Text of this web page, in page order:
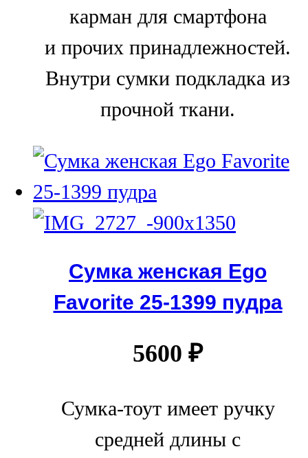
карман для смартфона
и прочих принадлежностей.
Внутри сумки подкладка из
прочной ткани.
Сумка женская Ego
Favorite 25-1399 пудра
5600 ₽
Сумка-тоут имеет ручку
средней длины с